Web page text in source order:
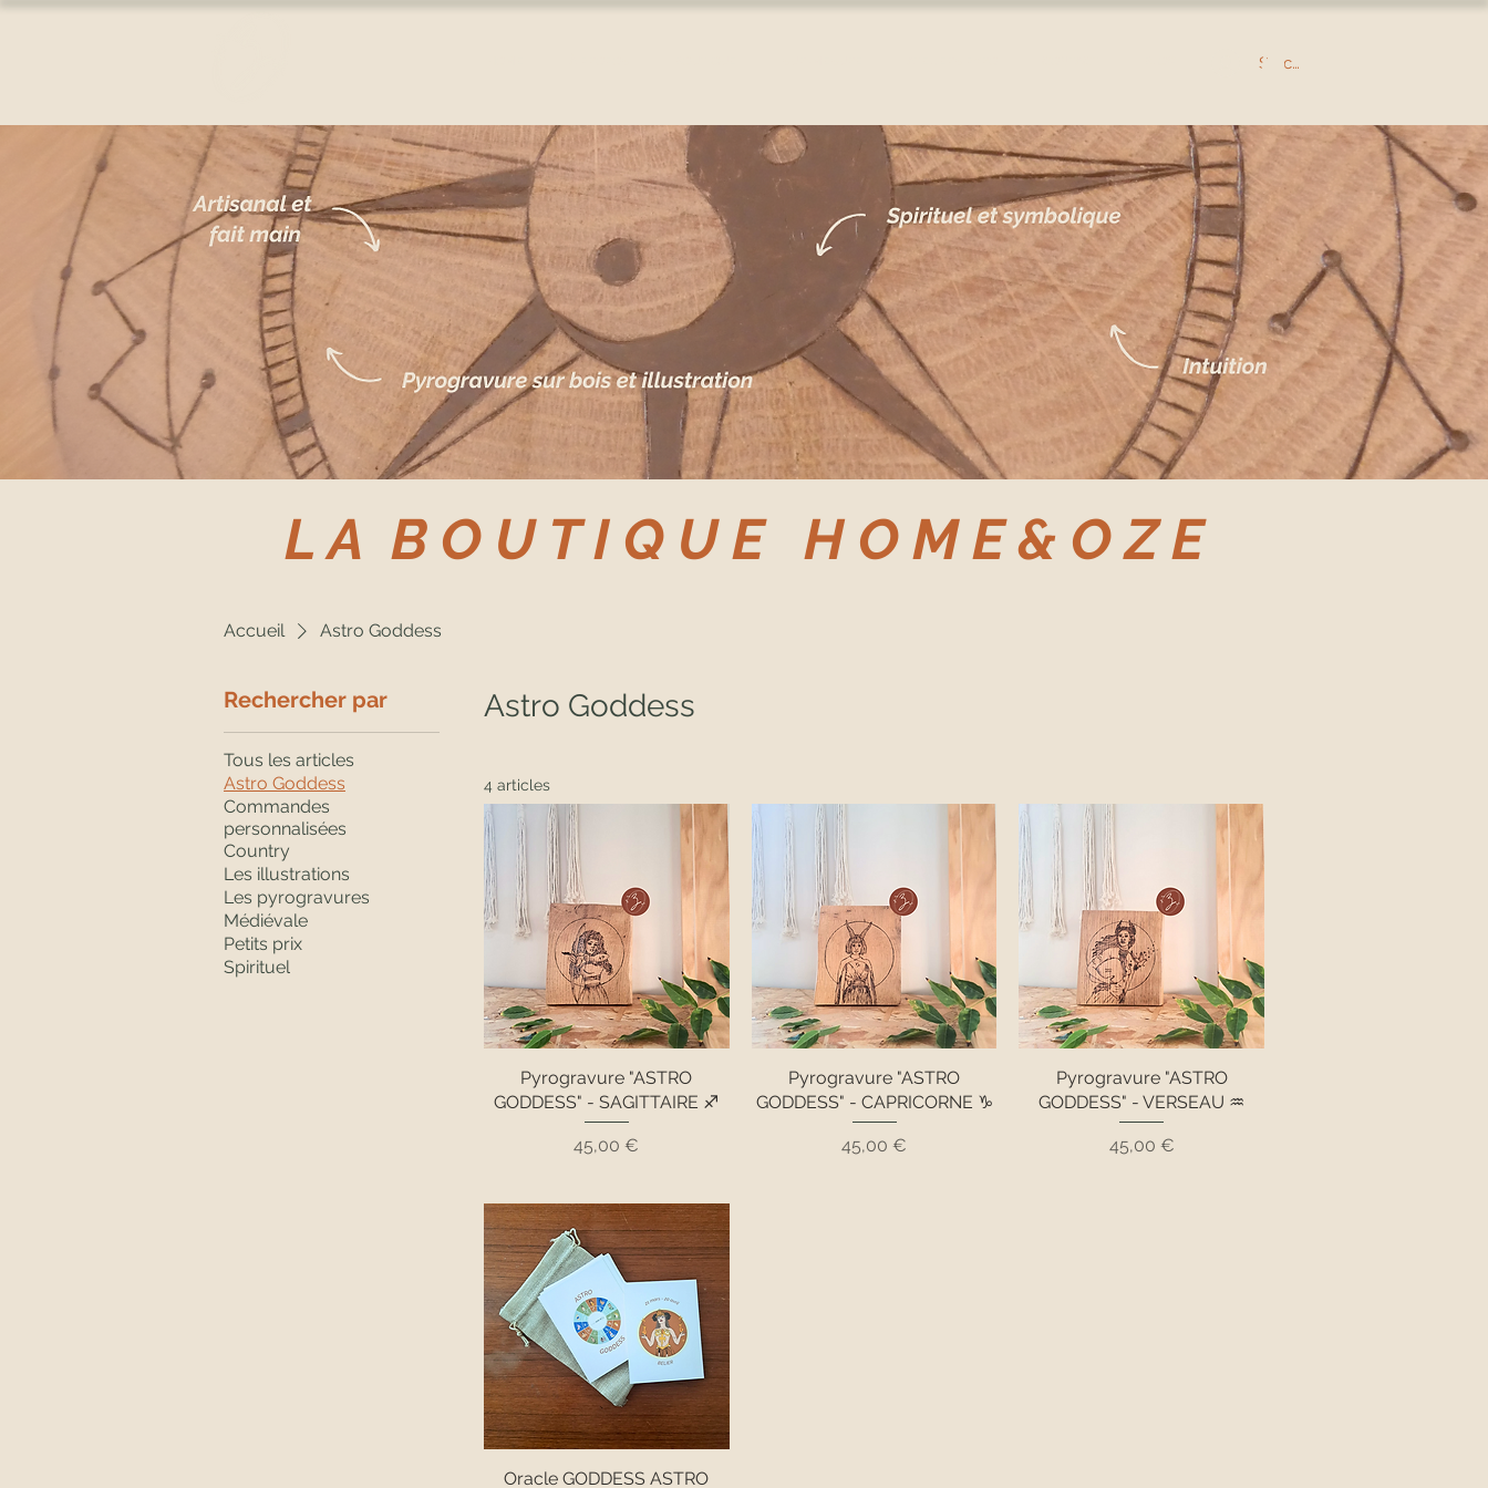
Se connecter
L A B O U T I Q U E H O M E & O Z E
Accueil Astro Goddess
Rechercher par
Tous les articles
Astro Goddess
Commandes
personnalisées
Country
Les illustrations
Les pyrogravures
Médiévale
Petits prix
Spirituel
Astro Goddess
4 articles
Pyrogravure "ASTRO
GODDESS" - SAGITTAIRE ♐
Prix
45,00 €
Pyrogravure "ASTRO
GODDESS" - CAPRICORNE ♑
Prix
45,00 €
Pyrogravure "ASTRO
GODDESS" - VERSEAU ♒
Prix
45,00 €
Oracle GODDESS ASTRO